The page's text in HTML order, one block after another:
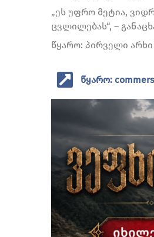
„ეს უფრო მეტია,
ცვლილებას“, –
წყარო: პირველი არხი
წყარო: